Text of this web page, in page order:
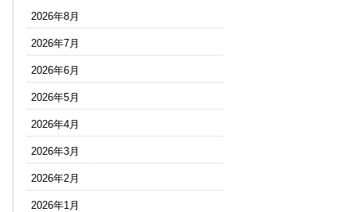
2026年8月
2026年7月
2026年6月
2026年5月
2026年4月
2026年3月
2026年2月
2026年1月